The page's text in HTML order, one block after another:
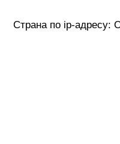
Страна по ip-адресу: